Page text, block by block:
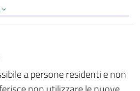
a persone residenti e non